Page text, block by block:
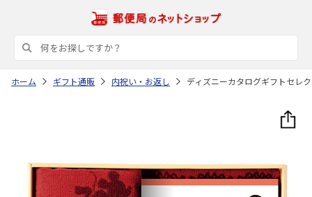
ホーム ギフト通販 内祝い・お返し ディズニーカタログギフトセ